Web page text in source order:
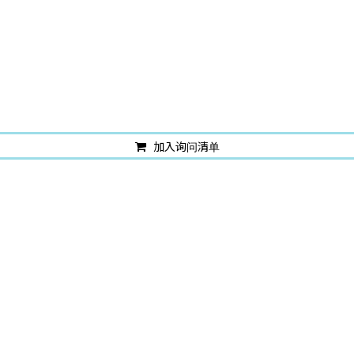
加入询问清单